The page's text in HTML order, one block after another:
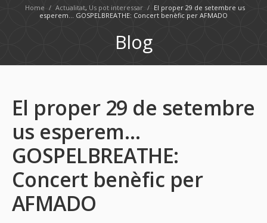
Home / Actualitat, Us pot interessar / El proper 29 de setembre us
esperem… GOSPELBREATHE: Concert benèfic per AFMADO
Blog
El proper 29 de setembre
us esperem…
GOSPELBREATHE:
Concert benèfic per
AFMADO